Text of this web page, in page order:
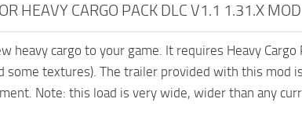
HEAVY CARGO PACK DLC V1.1 1.31.X MOD
heavy cargo to your game. It requires Heavy Cargo
some textures). The trailer provided with this mod
Note: this load is very wide, wider than any